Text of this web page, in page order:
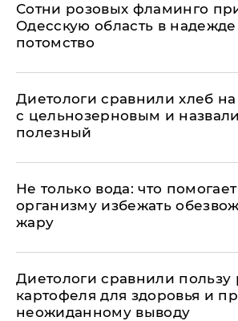
Сотни розовых фламинго
Одесскую область в
потомство
Диетологи сравнили хлеб на
с цельнозерновым и
полезный
Не только вода: что помогает
организму избежать
жару
Диетологи сравнили пользу
картофеля для здоровья и
неожиданному выводу